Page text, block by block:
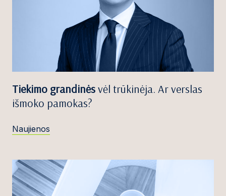
Tiekimo grandinėsvėl trūkinėja. Ar verslas
išmoko pamokas?
Naujienos